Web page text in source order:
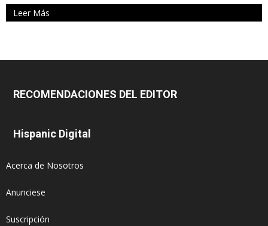
Leer Más
RECOMENDACIONES DEL EDITOR
Hispanic Digital
Acerca de Nosotros
Anunciese
Suscripción